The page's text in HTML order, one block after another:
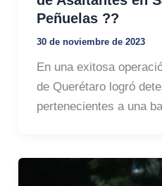
Peñuelas ??
30 de noviembre de 2023
En una exitosa
de Querétaro logró
pertenecientes a una